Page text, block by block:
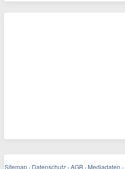
Sitemap · Datenschutz · AGB · Mediadaten ·